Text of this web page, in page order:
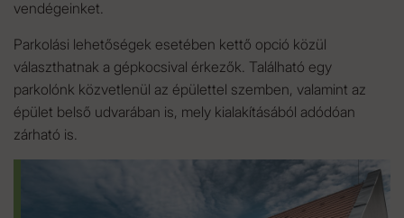
vendégeinket.
Parkolási lehetőségek esetében kettő opció közül
választhatnak a gépkocsival érkezők. Található egy
parkolónk közvetlenül az épülettel szemben, valamint az
épület belső udvarában is, mely kialakításából adódóan
zárható is.